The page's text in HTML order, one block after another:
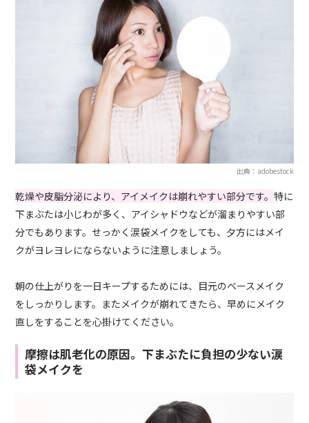
出典：adobestock
乾燥や皮脂分泌により、アイメイクは崩れやすい部分です。特に
下まぶたは小じわが多く、アイシャドウなどが溜まりやすい部
分でもあります。せっかく涙袋メイクをしても、夕方にはメイ
クがヨレヨレにならないように注意しましょう。
朝の仕上がりを一日キープするためには、目元のベースメイク
をしっかりします。またメイクが崩れてきたら、早めにメイク
直しをすることを心掛けてください。
摩擦は肌老化の原因。下まぶたに負担の少ない涙
袋メイクを